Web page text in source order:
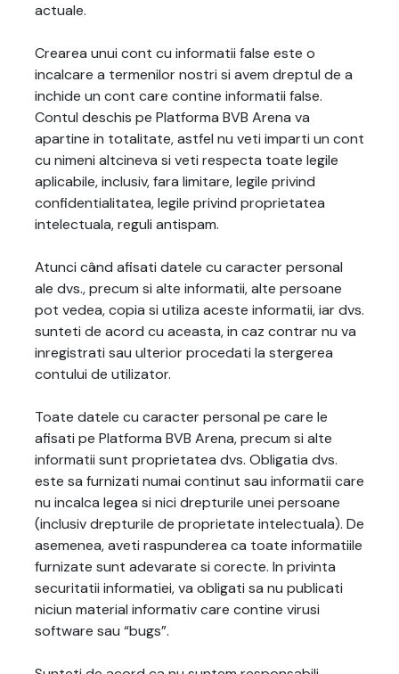
actuale.
Crearea unui cont cu informatii false este o
incalcare a termenilor nostri si avem dreptul de a
inchide un cont care contine informatii false.
Contul deschis pe Platforma BVB Arena va
apartine in totalitate, astfel nu veti imparti un cont
cu nimeni altcineva si veti respecta toate legile
aplicabile, inclusiv, fara limitare, legile privind
confidentialitatea, legile privind proprietatea
intelectuala, reguli antispam.
Atunci când afisati datele cu caracter personal
ale dvs., precum si alte informatii, alte persoane
pot vedea, copia si utiliza aceste informatii, iar dvs.
sunteti de acord cu aceasta, in caz contrar nu va
inregistrati sau ulterior procedati la stergerea
contului de utilizator.
Toate datele cu caracter personal pe care le
afisati pe Platforma BVB Arena, precum si alte
informatii sunt proprietatea dvs. Obligatia dvs.
este sa furnizati numai continut sau informatii care
nu incalca legea si nici drepturile unei persoane
(inclusiv drepturile de proprietate intelectuala). De
asemenea, aveti raspunderea ca toate informatiile
furnizate sunt adevarate si corecte. In privinta
securitatii informatiei, va obligati sa nu publicati
niciun material informativ care contine virusi
software sau “bugs”.